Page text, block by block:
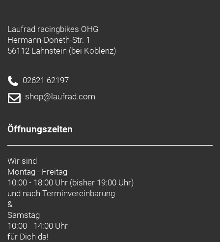
Laufrad racingbikes OHG
Hermann-Doneth-Str. 1
56112 Lahnstein (bei Koblenz)
02621 62197
shop@laufrad.com
Öffnungszeiten
Wir sind
Montag - Freitag
10:00 - 18:00 Uhr (bisher 19:00 Uhr)
und nach Terminvereinbarung
&
Samstag
10:00 - 14:00 Uhr
für Dich da!